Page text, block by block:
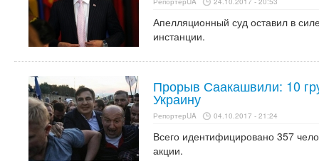
Апелляционный суд оставил в
инстанции.
Прорыв Саакашвили: 10
Украину
РепортерUA 04.10.2017 - 21:24
Всего идентифицировано 357
акции.